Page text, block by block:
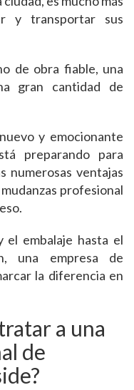
y transportar sus
de obra fiable, una
gran cantidad de
y emocionante
preparando para
numerosas ventajas
profesional
el embalaje hasta el
una empresa de
la diferencia en
a una
de